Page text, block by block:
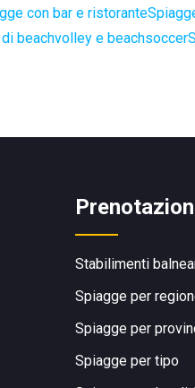
con bar e ristorante
beachvolley e beachsoccer
Stabilimenti
Spiagge per
Spiagge per
Spiagge per tipo